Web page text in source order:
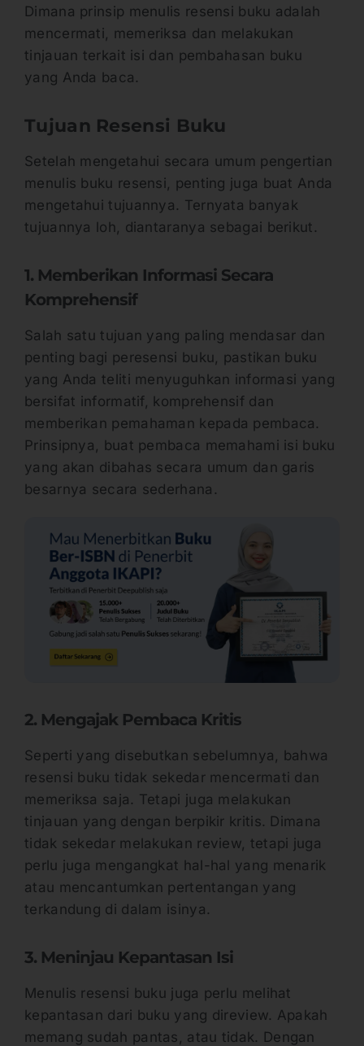
Dimana prinsip menulis resensi buku adalah
mencermati, memeriksa dan melakukan
tinjauan terkait isi dan pembahasan buku
yang Anda baca.
Tujuan Resensi Buku
Setelah mengetahui secara umum pengertian
menulis buku resensi, penting juga buat Anda
mengetahui tujuannya. Ternyata banyak
tujuannya loh, diantaranya sebagai berikut.
1. Memberikan Informasi Secara
Komprehensif
Salah satu tujuan yang paling mendasar dan
penting bagi peresensi buku, pastikan buku
yang Anda teliti menyuguhkan informasi yang
bersifat informatif, komprehensif dan
memberikan pemahaman kepada pembaca.
Prinsipnya, buat pembaca memahami isi buku
yang akan dibahas secara umum dan garis
besarnya secara sederhana.
2. Mengajak Pembaca Kritis
Seperti yang disebutkan sebelumnya, bahwa
resensi buku tidak sekedar mencermati dan
memeriksa saja. Tetapi juga melakukan
tinjauan yang dengan berpikir kritis. Dimana
tidak sekedar melakukan review, tetapi juga
perlu juga mengangkat hal-hal yang menarik
atau mencantumkan pertentangan yang
terkandung di dalam isinya.
3. Meninjau Kepantasan Isi
Menulis resensi buku juga perlu melihat
kepantasan dari buku yang direview. Apakah
memang sudah pantas, atau tidak. Dengan